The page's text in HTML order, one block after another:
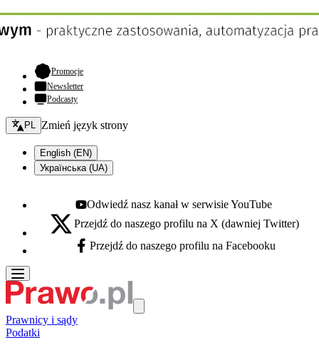
Promocje- otwiera się w nowej karcie
Newsletter
Podcasty
Zmień język - bieżący:
PL Zmień język strony
English (EN)
Українська (UA)
Youtube - otwiera się w nowej karcie
Odwiedź nasz kanał w serwisie YouTube
X - otwiera się w nowej karcie
Przejdź do naszego profilu na X (dawniej Twitter)
Facebook - otwiera się w nowej karcie
Przejdź do naszego profilu na Facebooku
Prawnicy i sądy
Podatki